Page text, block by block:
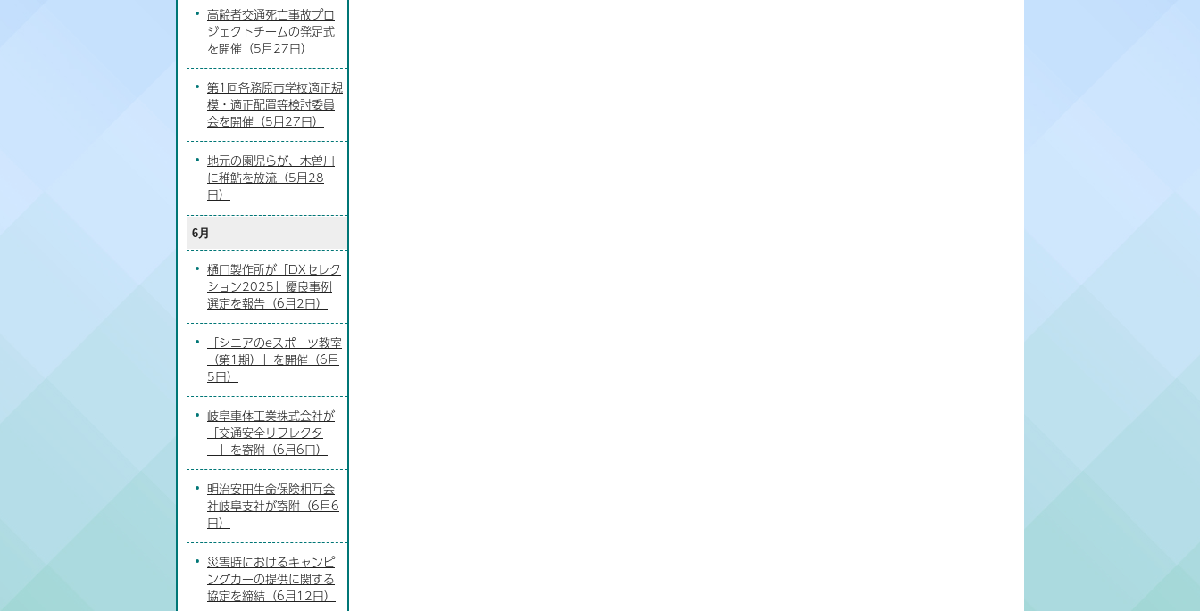
高齢者交通死亡事故プロ
ジェクトチームの発足式
を開催（5月27日）
第1回各務原市学校適正規
模・適正配置等検討委員
会を開催（5月27日）
地元の園児らが、木曽川
に稚鮎を放流（5月28
日）
6月
樋口製作所が「DXセレク
ション2025」優良事例
選定を報告（6月2日）
「シニアのeスポーツ教室
（第1期）」を開催（6月
5日）
岐阜車体工業株式会社が
「交通安全リフレクタ
ー」を寄附（6月6日）
明治安田生命保険相互会
社岐阜支社が寄附（6月6
日）
災害時におけるキャンピ
ングカーの提供に関する
協定を締結（6月12日）